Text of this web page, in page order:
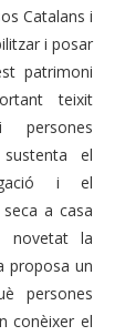
Catalans i
i posar
patrimoni
teixit
persones
el
i el
a casa
novetat la
proposa un
persones
conèixer el